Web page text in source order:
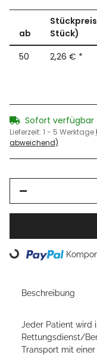
ab
Stück)
50
2,26 € *
Sofort verfügbar
Lieferzeit: 1 - 5 Werktage
abweichend)
Loading...
Beschreibung
Jeder Patient wird
Rettungsdienst/
Transport mit